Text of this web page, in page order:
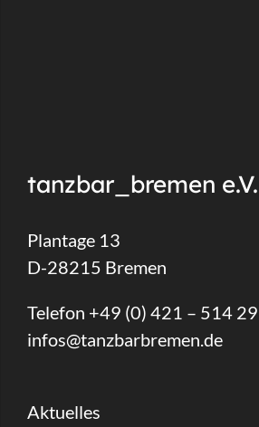
tanzbar_bremen e.V.
Plantage 13
D-28215 Bremen
Telefon +49 (0) 421 – 514
infos@tanzbarbremen.de
Aktuelles